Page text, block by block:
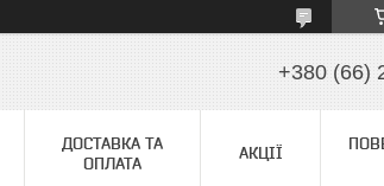
+380 (66)
ДОСТАВКА ТА
ОПЛАТА
АКЦІЇ